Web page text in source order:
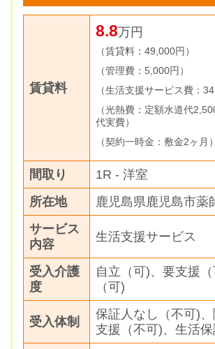
賃貸料
8.8万円
（賃貸料：49,000円）
（管理費：5,000円）
（生活支援サービス費：
（光熱費：定額水道代
代実費）
（契約一時金：敷金2ヶ月）
間取り
1R -
所在地
鹿児島県鹿児島市薬
サービス
内容
生活支援サービス
受入介護
度
自立（可)、要支援
（可)
受入体制
保証人なし（不可)
支援（不可)、生活